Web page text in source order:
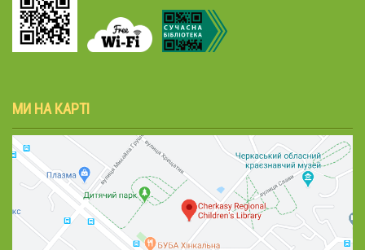
МИ НА КАРТІ